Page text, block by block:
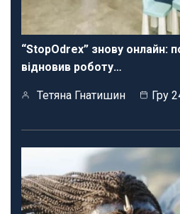
“StopOdrex” знову онлайн:
відновив роботу…
Тетяна Гнатишин Гру